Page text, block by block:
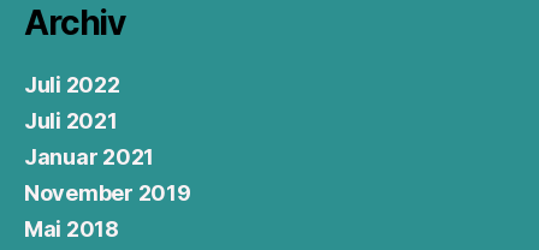
Archiv
Juli 2022
Juli 2021
Januar 2021
November 2019
Mai 2018